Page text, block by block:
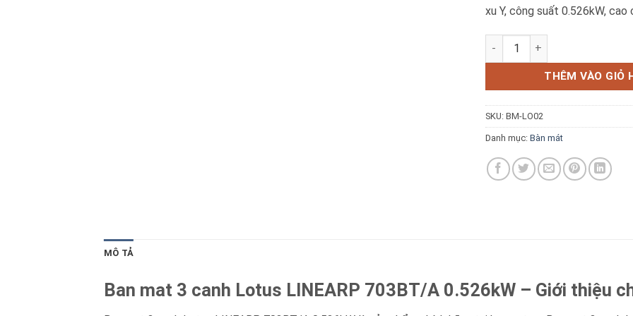
xu Y, công suất 0.526kW, cao
Bàn Mát 3 Cánh Lotus
THÊM VÀO GIỎ
SKU: BM-LO02
Danh mục: Bàn mát
MÔ TẢ
Ban mat 3 canh Lotus LINEARP 703BT/A 0.526kW – Giới thiệu